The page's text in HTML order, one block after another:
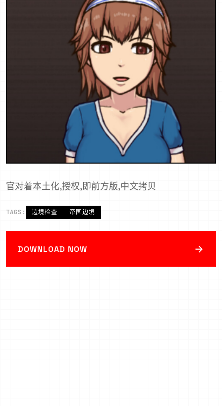
官对着本土化,授权,即前方版,中文拷贝
TAGS: 边境检查 帝国边境
DOWNLOAD NOW →